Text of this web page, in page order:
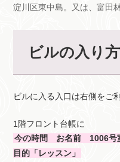
淀川区東中島。又は、富
ビルの入り方
ビルに入る入口は右側をご
1階フロント台帳に
今の時間 お名前 1006号
目的「レッスン」